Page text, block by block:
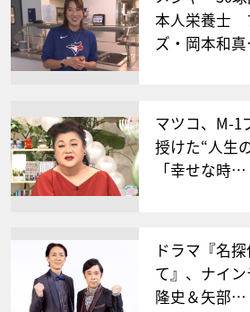
本人栄養士
ズ・岡本和
マツコ、M-1
授けた“人生
「幸せな時…
ドラマ『名
て』、ナイ
隆史＆矢部…